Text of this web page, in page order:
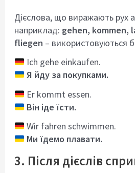
Дієслова, що виражають рух
наприклад: gehen, kommen,
fliegen – використовуються
Ich gehe einkaufen.
Я йду за покупками.
Er kommt essen.
Він іде їсти.
Wir fahren schwimmen.
Ми їдемо плавати.
3. Після дієслів